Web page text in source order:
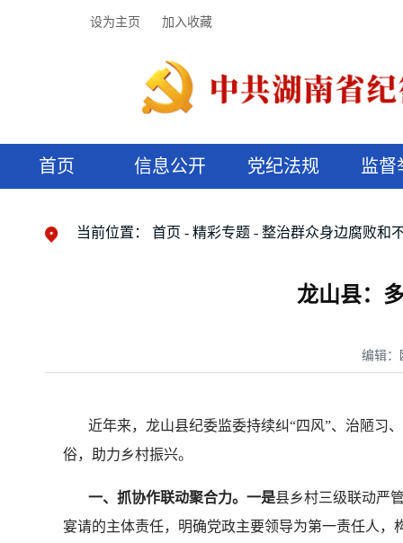
设为主页 加入收藏
首页 信息公开 党纪法规 监督
当前位置： 首页 精彩专题 整治群众身边腐败和
龙山县：
编辑：
近年来，龙山县纪委监委持续纠“四风”、治陋习
俗，助力乡村振兴。
一、抓协作联动聚合力。一是县乡村三级联动严
宴请的主体责任，明确党政主要领导为第一责任人